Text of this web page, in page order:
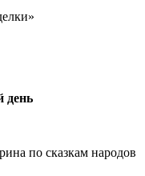
день
по сказкам народов